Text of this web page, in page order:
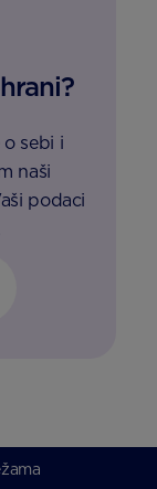
sebi i
naši
podaci